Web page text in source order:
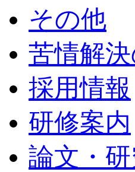
その他
苦情解
採用情報
研修案内
論文・